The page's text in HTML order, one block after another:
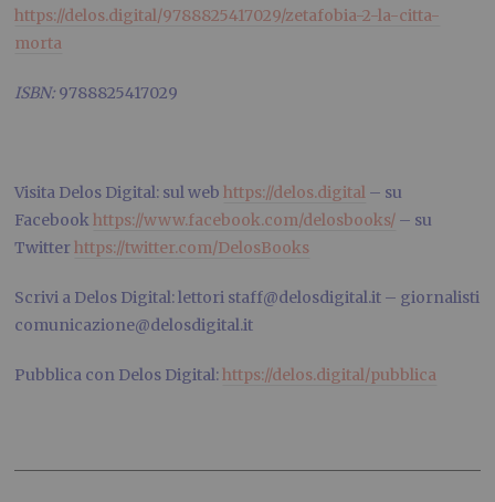
https://delos.digital/9788825417029/zetafobia-2-la-citta-
morta
ISBN: 9788825417029
Visita Delos Digital: sul webhttps://delos.digital – su
Facebookhttps://www.facebook.com/delosbooks/ – su
Twitterhttps://twitter.com/DelosBooks
Scrivi a Delos Digital: lettori staff@delosdigital.it – giornalisti
comunicazione@delosdigital.it
Pubblica con Delos Digital:https://delos.digital/pubblica